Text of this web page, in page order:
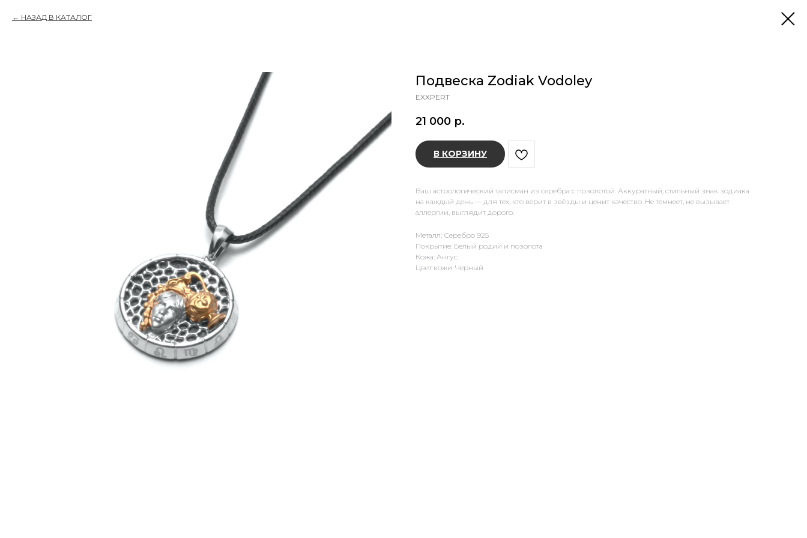
НАЗАД В КАТАЛОГ
Подвеска Zodiak Vodoley
EXXPERT
21 000 р.
В КОРЗИНУ
Ваш астрологический талисман из серебра с позолотой. Аккуратный, стильный знак зодиака
на каждый день — для тех, кто верит в звёзды и ценит качество. Не темнеет, не вызывает
аллергии, выглядит дорого.
Металл: Серебро 925
Покрытие: Белый родий и позолота
Кожа: Ангус
Цвет кожи: Черный